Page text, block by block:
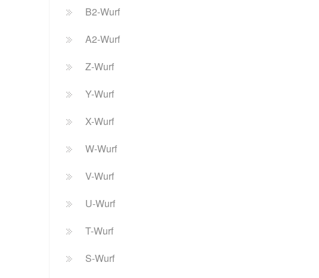
B2-Wurf
A2-Wurf
Z-Wurf
Y-Wurf
X-Wurf
W-Wurf
V-Wurf
U-Wurf
T-Wurf
S-Wurf